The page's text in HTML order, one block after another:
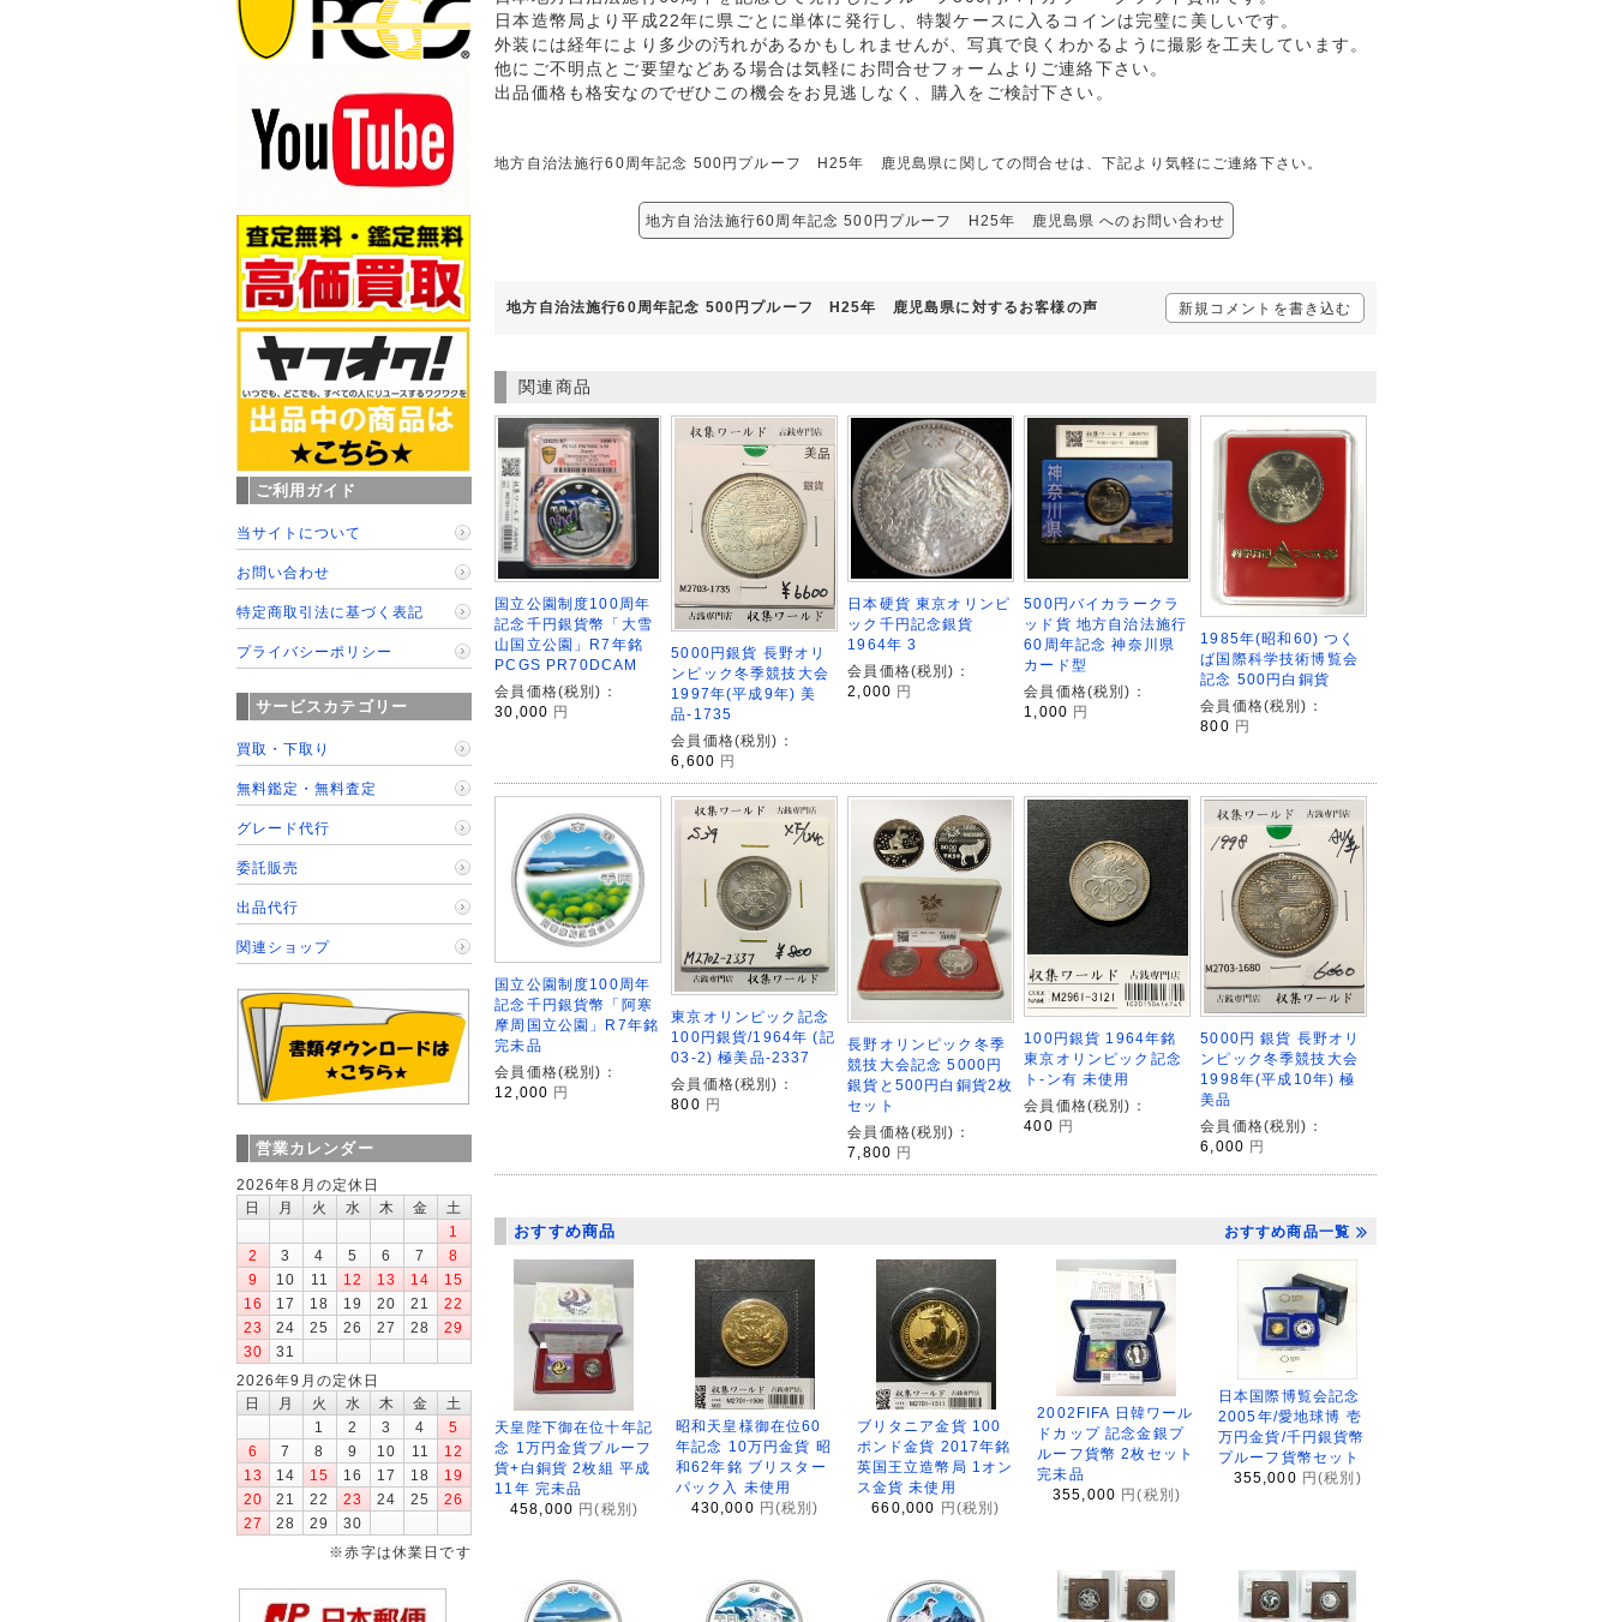
日本造幣局より平成22年に県ごとに単体に発行し、特製ケースに入るコインは完璧に美しいです。
外装には経年により多少の汚れがあるかもしれませんが、写真で良くわかるように撮影を工夫しています。
他にご不明点とご要望などある場合は気軽にお問合せフォームよりご連絡下さい。
出品価格も格安なのでぜひこの機会をお見逃しなく、購入をご検討下さい。
地方自治法施行60周年記念 500円プルーフ H25年 鹿児島県に関しての問合せは、下記より気軽にご連絡下さい。
地方自治法施行60周年記念 500円プルーフ H25年 鹿児島県 へのお問い合わせ
地方自治法施行60周年記念 500円プルーフ H25年 鹿児島県に対するお客様の声 新規コメントを書き込む
関連商品
国立公園制度100周年
記念千円銀貨幣「大雪
山国立公園」R7年銘
PCGS PR70DCAM
会員価格(税別)：
30,000 円
5000円銀貨 長野オリ
ンピック冬季競技大会
1997年(平成9年) 美
品-1735
会員価格(税別)：
6,600 円
日本硬貨 東京オリンピ
ック千円記念銀貨
1964年 3
会員価格(税別)：
2,000 円
500円バイカラークラ
ッド貨 地方自治法施行
60周年記念 神奈川県
カード型
会員価格(税別)：
1,000 円
1985年(昭和60) つく
ば国際科学技術博覧会
記念 500円白銅貨
会員価格(税別)：
800 円
国立公園制度100周年
記念千円銀貨幣「阿寒
摩周国立公園」R7年銘
完未品
会員価格(税別)：
12,000 円
東京オリンピック記念
100円銀貨/1964年 (記
03-2) 極美品-2337
会員価格(税別)：
800 円
長野オリンピック冬季
競技大会記念 5000円
銀貨と500円白銅貨2枚
セット
会員価格(税別)：
7,800 円
100円銀貨 1964年銘
東京オリンピック記念
ト-ン有 未使用
会員価格(税別)：
400 円
5000円 銀貨 長野オリ
ンピック冬季競技大会
1998年(平成10年) 極
美品
会員価格(税別)：
6,000 円
おすすめ商品 おすすめ商品一覧
天皇陛下御在位十年記
念 1万円金貨プルーフ
貨+白銅貨 2枚組 平成
11年 完未品
458,000 円(税別)
昭和天皇様御在位60
年記念 10万円金貨 昭
和62年銘 ブリスター
パック入 未使用
430,000 円(税別)
ブリタニア金貨 100
ポンド金貨 2017年銘
英国王立造幣局 1オン
ス金貨 未使用
660,000 円(税別)
2002FIFA 日韓ワール
ドカップ 記念金銀プ
ルーフ貨幣 2枚セット
完未品
355,000 円(税別)
日本国際博覧会記念
2005年/愛地球博 壱
万円金貨/千円銀貨幣
プルーフ貨幣セット
355,000 円(税別)
ご利用ガイド
当サイトについて
お問い合わせ
特定商取引法に基づく表記
プライバシーポリシー
サービスカテゴリー
買取・下取り
無料鑑定・無料査定
グレード代行
委託販売
出品代行
関連ショップ
営業カレンダー
2026年8月の定休日
日
月 火 水 木 金
土
1
2
3 4 5 6 7
8
9
10 11 12 13 14
15
16
17 18 19 20 21
22
23
24 25 26 27 28
29
30
31
2026年9月の定休日
日
月 火 水 木 金
土
1
2 3 4
5
6
7 8 9 10 11
12
13
14 15 16 17 18
19
20
21 22 23 24 25
26
27
28 29
30
※赤字は休業日です